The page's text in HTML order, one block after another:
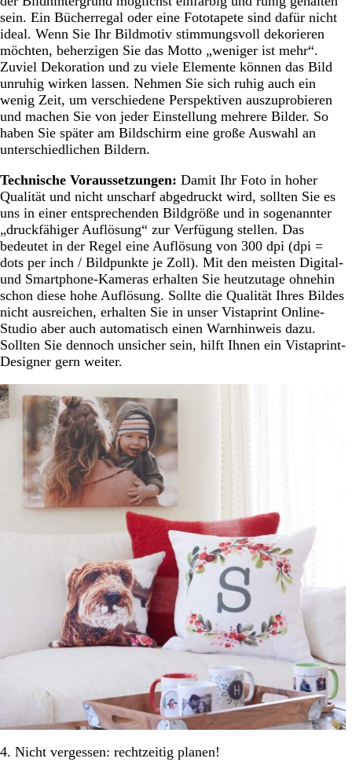
sein. Ein Bücherregal oder eine Fototapete sind dafür nicht
ideal. Wenn Sie Ihr Bildmotiv stimmungsvoll dekorieren
möchten, beherzigen Sie das Motto „weniger ist mehr“.
Zuviel Dekoration und zu viele Elemente können das Bild
unruhig wirken lassen. Nehmen Sie sich ruhig auch ein
wenig Zeit, um verschiedene Perspektiven auszuprobieren
und machen Sie von jeder Einstellung mehrere Bilder. So
haben Sie später am Bildschirm eine große Auswahl an
unterschiedlichen Bildern.
Technische Voraussetzungen: Damit Ihr Foto in hoher
Qualität und nicht unscharf abgedruckt wird, sollten Sie es
uns in einer entsprechenden Bildgröße und in sogenannter
„druckfähiger Auflösung“ zur Verfügung stellen. Das
bedeutet in der Regel eine Auflösung von 300 dpi (dpi =
dots per inch / Bildpunkte je Zoll). Mit den meisten Digital-
und Smartphone-Kameras erhalten Sie heutzutage ohnehin
schon diese hohe Auflösung. Sollte die Qualität Ihres Bildes
nicht ausreichen, erhalten Sie in unser Vistaprint Online-
Studio aber auch automatisch einen Warnhinweis dazu.
Sollten Sie dennoch unsicher sein, hilft Ihnen ein Vistaprint-
Designer gern weiter.
4. Nicht vergessen: rechtzeitig planen!